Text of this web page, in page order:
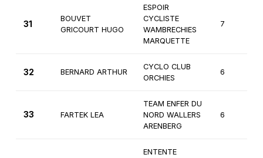
31
BOUVET
GRICOURT HUGO
ESPOIR
CYCLISTE
WAMBRECHIES
MARQUETTE
7
32 BERNARD ARTHUR
CYCLO CLUB
ORCHIES
6
33 FARTEK LEA
TEAM ENFER DU
NORD WALLERS
ARENBERG
6
ENTENTE